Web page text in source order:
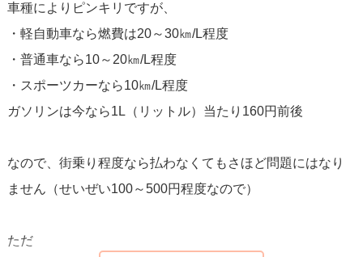
車種によりピンキリですが、
・軽自動車なら燃費は20～30㎞/L程度
・普通車なら10～20㎞/L程度
・スポーツカーなら10㎞/L程度
ガソリンは今なら1L（リットル）当たり160円前後
なので、街乗り程度なら払わなくてもさほど問題にはなり
ません（せいぜい100～500円程度なので）
ただ